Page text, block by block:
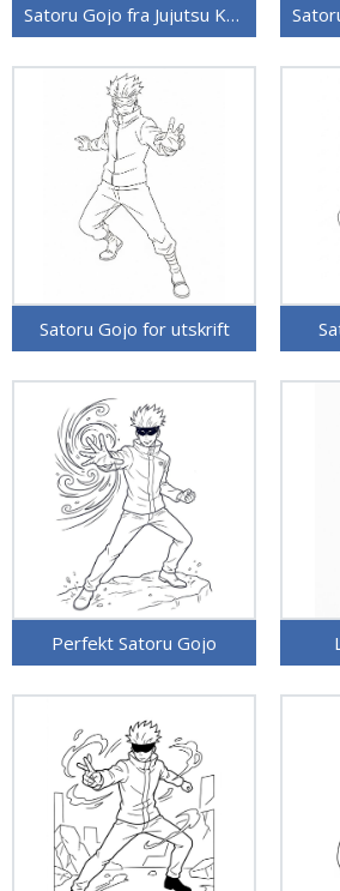
Satoru Gojo fra Jujutsu Kaisen
Satoru Gojo for utskrift
Perfekt Satoru Gojo